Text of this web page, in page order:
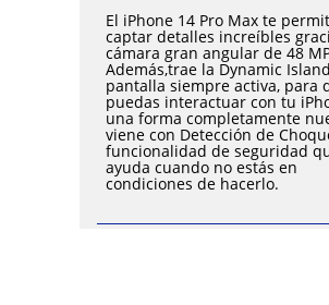
El iPhone 14 Pro Max te
captar detalles increíbles
cámara gran angular de 48
Además,trae la Dynamic
pantalla siempre activa, para
puedas interactuar con tu
una forma completamente
viene con Detección de
funcionalidad de seguridad
ayuda cuando no estás en
condiciones de hacerlo.